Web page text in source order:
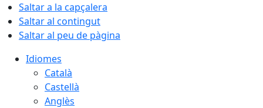
Saltar a la capçalera
Saltar al contingut
Saltar al peu de pàgina
Idiomes
Català
Castellà
Anglès